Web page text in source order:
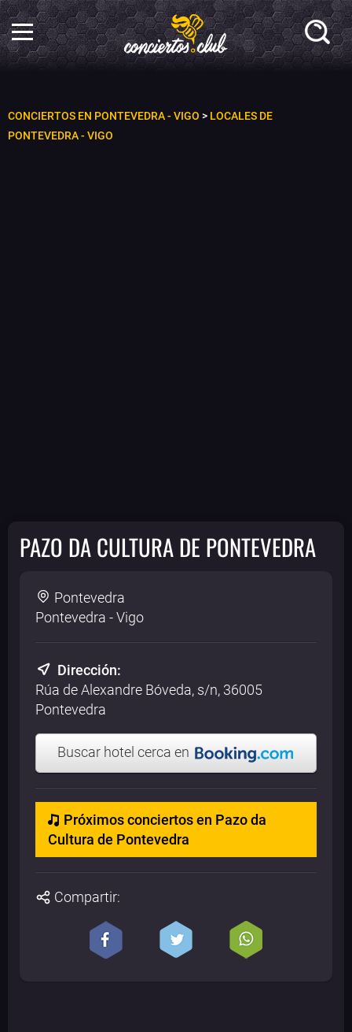
CONCIERTOS EN PONTEVEDRA - VIGO > LOCALES DE
PONTEVEDRA - VIGO
PAZO DA CULTURA DE PONTEVEDRA
Pontevedra
Pontevedra - Vigo
Dirección:
Rúa de Alexandre Bóveda, s/n, 36005
Pontevedra
Buscar hotel cerca en
Próximos conciertos en Pazo da
Cultura de Pontevedra
Compartir: